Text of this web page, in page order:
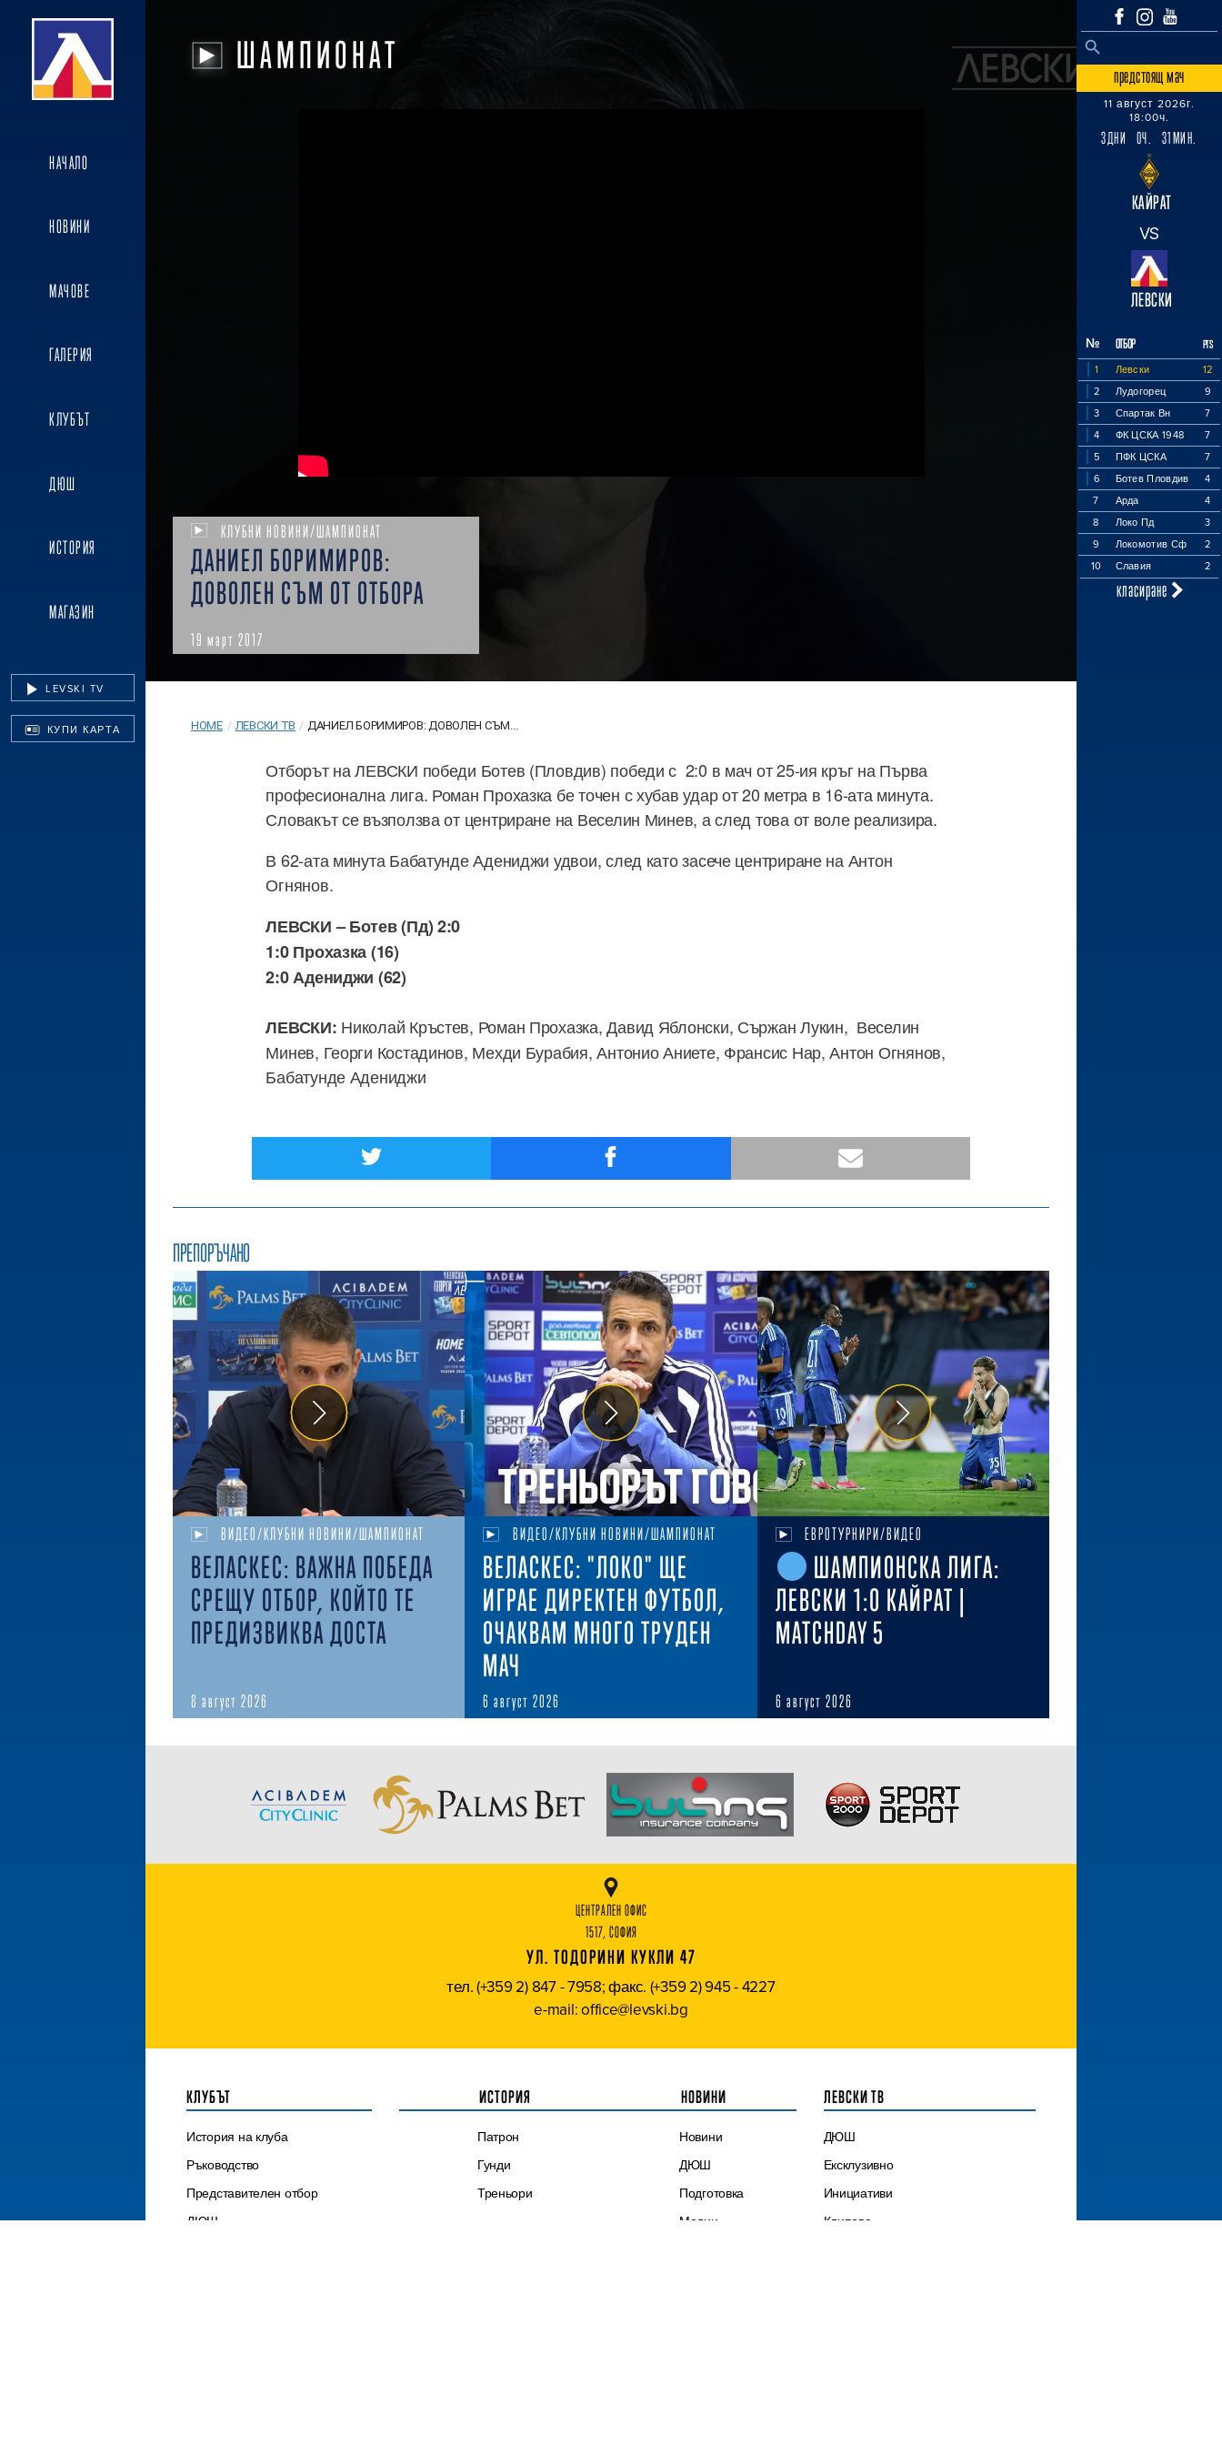
НАЧАЛО
НОВИНИ
МАЧОВЕ
ГАЛЕРИЯ
КЛУБЪТ
ДЮШ
ИСТОРИЯ
МАГАЗИН
LEVSKI TV
КУПИ КАРТА
Search
SEARCH BUTTON
предстоящ мач
11 август 2026г.
18:00ч.
3ДНИ 0Ч. 31МИН.
КАЙРАТ
VS
ЛЕВСКИ
№ ОТБОР PTS
1 Левски
12
2
Лудогорец
9
3
Спартак Вн
7
4
ФК ЦСКА 1948
7
5
ПФК ЦСКА
7
6
Ботев Пловдив
4
7
Арда
4
8
Локо Пд
3
9
Локомотив Сф
2
10
Славия 2
класиране
ШАМПИОНАТ
КЛУБНИ НОВИНИ/ШАМПИОНАТ
ДАНИЕЛ БОРИМИРОВ:
ДОВОЛЕН СЪМ ОТ ОТБОРА
19 март 2017
HOME / ЛЕВСКИ ТВ / ДАНИЕЛ БОРИМИРОВ: ДОВОЛЕН СЪМ...
Отборът на ЛЕВСКИ победи Ботев (Пловдив) победи с 2:0 в мач от 25-ия кръг на Първа
професионална лига. Роман Прохазка бе точен с хубав удар от 20 метра в 16-ата минута.
Словакът се възползва от центриране на Веселин Минев, а след това от воле реализира.
В 62-ата минута Бабатунде Адениджи удвои, след като засече центриране на Антон
Огнянов.
ЛЕВСКИ – Ботев (Пд) 2:0
1:0 Прохазка (16)
2:0 Адениджи (62)
ЛЕВСКИ: Николай Кръстев, Роман Прохазка, Давид Яблонски, Сържан Лукин, Веселин
Минев, Георги Костадинов, Мехди Бурабия, Антонио Аниете, Франсис Нар, Антон Огнянов,
Бабатунде Адениджи
ПРЕПОРЪЧАНО
ВИДЕО/КЛУБНИ НОВИНИ/ШАМПИОНАТ
ВЕЛАСКЕС: ВАЖНА ПОБЕДА
СРЕЩУ ОТБОР, КОЙТО ТЕ
ПРЕДИЗВИКВА ДОСТА
8 август 2026
ВИДЕО/КЛУБНИ НОВИНИ/ШАМПИОНАТ
ВЕЛАСКЕС: "ЛОКО" ЩЕ
ИГРАЕ ДИРЕКТЕН ФУТБОЛ,
ОЧАКВАМ МНОГО ТРУДЕН
МАЧ
6 август 2026
ЕВРОТУРНИРИ/ВИДЕО
ШАМПИОНСКА ЛИГА:
ЛЕВСКИ 1:0 КАЙРАТ |
MATCHDAY 5
6 август 2026
ЦЕНТРАЛЕН ОФИС
1517, СОФИЯ
УЛ. ТОДОРИНИ КУКЛИ 47
тел. (+359 2) 847 - 7958; факс. (+359 2) 945 - 4227
e-mail: office@levski.bg
КЛУБЪТ
История на клуба
Ръководство
Представителен отбор
ДЮШ
ИСТОРИЯ
Патрон
Гунди
Треньори
НОВИНИ
Новини
ДЮШ
Подготовка
Медии
ЛЕВСКИ ТВ
ДЮШ
Ексклузивно
Инициативи
Клипове